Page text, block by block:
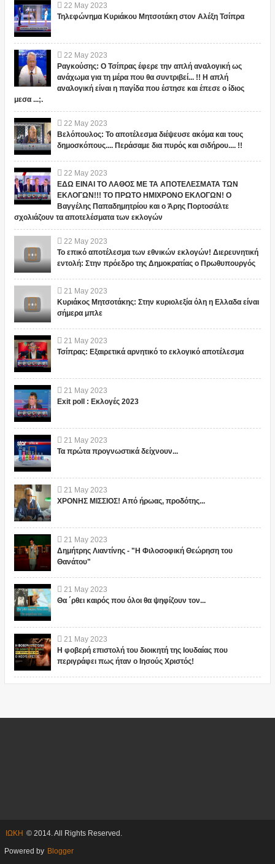
22 May 2023
Τηλεφώνημα Κυριάκου Μητσοτάκη στον Αλέξη Τσίπρα
22 May 2023
Ραγκούσης: Ο Τσίπρας έφερε την απλή αναλογική ως
ανάχωμα για τη μέρα που θα συντριβεί... !! Η απλή
αναλογική είναι η παγίδα που έστησε και έπεσε ο ίδιος
μεσα ...;.
22 May 2023
Βελόπουλος: Το αποτέλεσμα διέψευσε ακόμα και τους
δημοσκόπους.... Περάσαμε δια πυρός και σιδήρου.... !!
22 May 2023
ΕΔΩ ΕΙΝΑΙ ΤΟ ΛΑΘΟΣ ΜΕ ΤΑ ΑΠΟΤΕΛΕΣΜΑΤΑ ΤΩΝ
ΕΚΛΟΓΩΝ!!! ΤΟ ΠΡΩΤΟ ΗΜΙΧΡΟΝΟ ΕΚΛΟΓΩΝ! Ο
Βαγγέλης Παπαδημητρίου και ο Άρης Πορτοσάλτε
σχολιάζουν τα αποτελέσματα των εκλογών
22 May 2023
Το επικό αποτέλεσμα των εθνικών εκλογών! Διερευνητική
εντολή: Στην πρόεδρο της Δημοκρατίας ο Πρωθυπουργός
21 May 2023
Κυριάκος Μητσοτάκης: Στην κυριολεξία όλη η Ελλαδα είναι
σήμερα μπλε
21 May 2023
Τσίπρας: Εξαιρετικά αρνητικό το εκλογικό αποτέλεσμα
21 May 2023
Exit poll : Εκλογές 2023
21 May 2023
Τα πρώτα προγνωστικά δείχνουν...
21 May 2023
ΧΡΟΝΗΣ ΜΙΣΣΙΟΣ! Από ήρωας, προδότης...
21 May 2023
Δημήτρης Λιαντίνης - "Η Φιλοσοφική Θεώρηση του
Θανάτου"
21 May 2023
Θα ΄ρθει καιρός που όλοι θα ψηφίζουν τον...
21 May 2023
Η φοβερή επιστολή του διοικητή της Ιουδαίας που
περιγράφει πως ήταν ο Ιησούς Χριστός!
ΙΩΚΗ © 2014. All Rights Reserved.
Powered by Blogger